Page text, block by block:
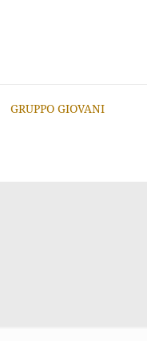
GRUPPO GIOVANI